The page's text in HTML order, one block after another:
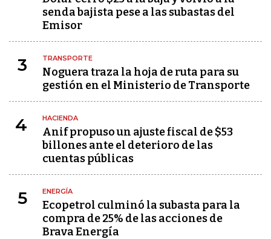
senda bajista pese a las subastas del
Emisor
3 TRANSPORTE
Noguera traza la hoja de ruta para su
gestión en el Ministerio de Transporte
4 HACIENDA
Anif propuso un ajuste fiscal de $53
billones ante el deterioro de las
cuentas públicas
5 ENERGÍA
Ecopetrol culminó la subasta para la
compra de 25% de las acciones de
Brava Energía